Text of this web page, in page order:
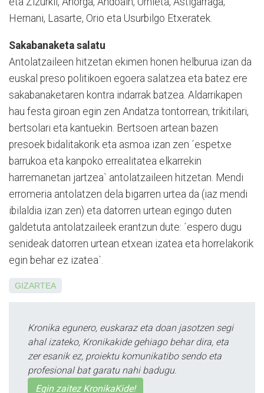
Hernani, Lasarte, Orio eta Usurbilgo Etxeratek.
Sakabanaketa salatu
Antolatzaileen hitzetan ekimen honen helburua izan da
euskal preso politikoen egoera salatzea eta batez ere
sakabanaketaren kontra indarrak batzea. Aldarrikapen
hau festa giroan egin zen Andatza tontorrean, trikitilari,
bertsolari eta kantuekin. Bertsoen artean bazen
presoek bidalitakorik eta asmoa izan zen ´espetxe
barrukoa eta kanpoko errealitatea elkarrekin
harremanetan jartzea` antolatzaileen hitzetan. Mendi
erromeria antolatzen dela bigarren urtea da (iaz mendi
ibilaldia izan zen) eta datorren urtean egingo duten
galdetuta antolatzaileek erantzun dute: ´espero dugu
senideak datorren urtean etxean izatea eta horrelakorik
egin behar ez izatea`.
GIZARTEA
Kronika egunero, euskaraz eta doan jasotzen segi
ahal izateko, Kronikakide gehiago behar dira, eta
zer esanik ez, proiektu komunikatibo sendo eta
profesional bat garatu nahi badugu.
Egin zaitez KronikaKide!